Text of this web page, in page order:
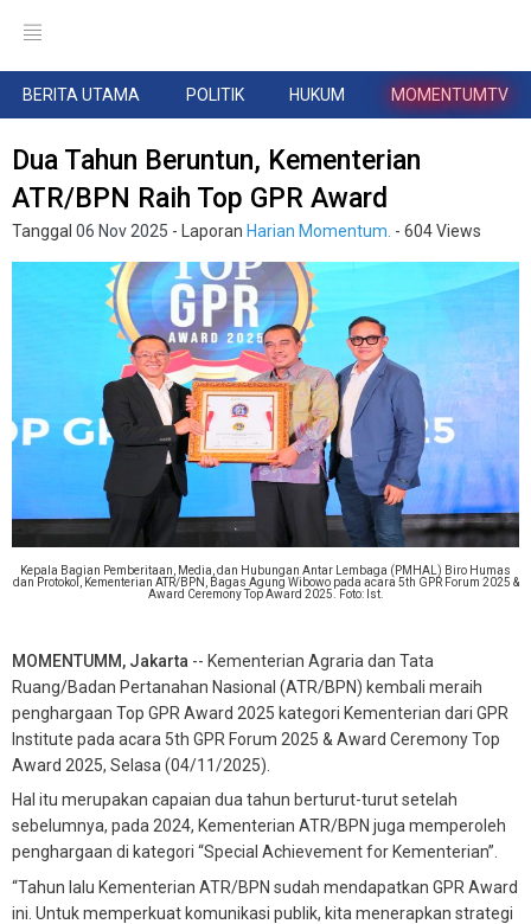
BERITA UTAMA POLITIK HUKUM MOMENTUMTV
Dua Tahun Beruntun, Kementerian
ATR/BPN Raih Top GPR Award
Tanggal 06 Nov 2025 - Laporan Harian Momentum. - 604 Views
Kepala Bagian Pemberitaan, Media, dan Hubungan Antar Lembaga (PMHAL) Biro Humas
dan Protokol, Kementerian ATR/BPN, Bagas Agung Wibowo pada acara 5th GPR Forum 2025 &
Award Ceremony Top Award 2025. Foto: Ist.
MOMENTUMM, Jakarta -- Kementerian Agraria dan Tata
Ruang/Badan Pertanahan Nasional (ATR/BPN) kembali meraih
penghargaan Top GPR Award 2025 kategori Kementerian dari GPR
Institute pada acara 5th GPR Forum 2025 & Award Ceremony Top
Award 2025, Selasa (04/11/2025).
Hal itu merupakan capaian dua tahun berturut-turut setelah
sebelumnya, pada 2024, Kementerian ATR/BPN juga memperoleh
penghargaan di kategori “Special Achievement for Kementerian”.
“Tahun lalu Kementerian ATR/BPN sudah mendapatkan GPR Award
ini. Untuk memperkuat komunikasi publik, kita menerapkan strategi